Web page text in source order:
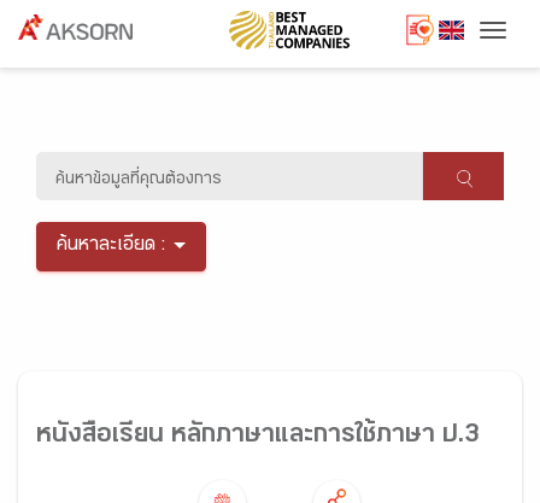
ค้นหาละเอียด :
หนังสือเรียน หลักภาษาและการใช้ภาษา ป.3